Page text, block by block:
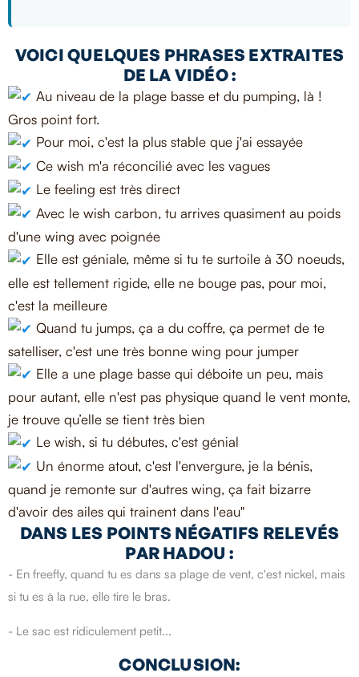
VOICI QUELQUES PHRASES EXTRAITES
DE LA VIDÉO :
Au niveau de la plage basse et du pumping, là !
Gros point fort.
Pour moi, c'est la plus stable que j'ai essayée
Ce wish m'a réconcilié avec les vagues
Le feeling est très direct
Avec le wish carbon, tu arrives quasiment au poids
d'une wing avec poignée
Elle est géniale, même si tu te surtoile à 30 noeuds,
elle est tellement rigide, elle ne bouge pas, pour moi,
c'est la meilleure
Quand tu jumps, ça a du coffre, ça permet de te
satelliser, c'est une très bonne wing pour jumper
Elle a une plage basse qui déboite un peu, mais
pour autant, elle n'est pas physique quand le vent monte,
je trouve qu’elle se tient très bien
Le wish, si tu débutes, c'est génial
Un énorme atout, c'est l'envergure, je la bénis,
quand je remonte sur d'autres wing, ça fait bizarre
d'avoir des ailes qui trainent dans l'eau"
DANS LES POINTS NÉGATIFS RELEVÉS
PAR HADOU :
- En freefly, quand tu es dans sa plage de vent, c'est nickel, mais
si tu es à la rue, elle tire le bras.
- Le sac est ridiculement petit...
CONCLUSION: